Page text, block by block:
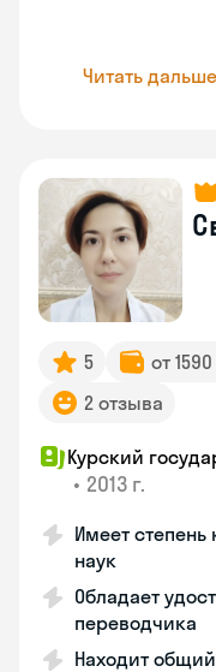
Читать дальше
5 от
2 отзыва
Курский
• 2013 г.
Имеет степень
наук
Обладает
переводчика
Находит